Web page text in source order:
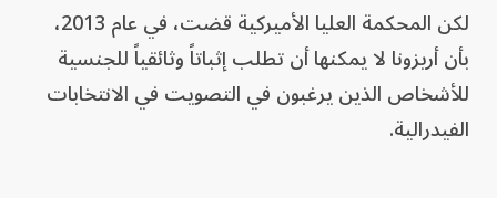
لكن المحكمة العليا الأميركية قضت، في عام 2013،
بأن أريزونا لا يمكنها أن تطلب إثباتاً وثائقياً للجنسية
للأشخاص الذين يرغبون في التصويت في الانتخابات
الفيدرالية.